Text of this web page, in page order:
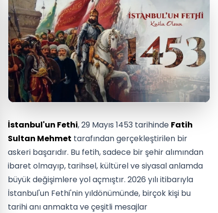
İstanbul'un Fethi, 29 Mayıs 1453 tarihinde Fatih
Sultan Mehmet tarafından gerçekleştirilen bir
askeri başarıdır. Bu fetih, sadece bir şehir alımından
ibaret olmayıp, tarihsel, kültürel ve siyasal anlamda
büyük değişimlere yol açmıştır. 2026 yılı itibarıyla
İstanbul'un Fethi'nin yıldönümünde, birçok kişi bu
tarihi anı anmakta ve çeşitli mesajlar